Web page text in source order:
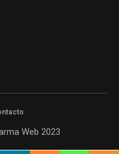
Web 2023